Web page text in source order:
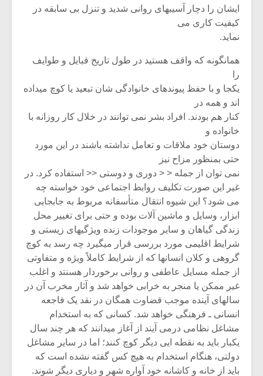
ایشان را دچار آسیبهای روانی شدید و تنزل بی سابقه در
کیفیت کاری می
نماید.
همانگونه که واقف هستید در طول تاریخ قبایل و طوایف
را
یکجا و با حفظ پیوندهای خانوادگی شان تبعید یا کوچ میداده
اند و همه در
کنار هم بودند. افراد بشر نمی توانند در خلال کار روزانه با
خانواده و
دوستان خود ملاقات و تعامل نداشته باشند در این مورد
حتی بمنظور مزاح نیز
نمی توان از جمله < < دوری و دوستی << استفاده کرد. در
غیر این صورت تکلیف روابط اجتماعی خود خواسته چه
می شود؟ این شیوه انتقال متأسفانه مربوط به جابجایی
ابزار، وسایل و ماشین آلات بوده و حتی برای تغییر محل
زندگی گیاهان و سایر موجودات زنده ویژگیهای زیستی و
شرایط اقلیمی مورد بررسی قرار میگیرد چه رسد به کوچ
گروهی و کلان انسانها که از شرایط کاملاً ویژه و متفاوتی
از جمله مسایل عاطفی و روانی برخوردار هسنتد و اغلب
غیر ممکن یا منجر به خرابی خواهد شد و آثار مخرب آن در
سالهای آینده موجب قضاوت همگان در نقد یک فاجعه
انسانی ـ فرهنگی خواهد شد. کسانی که به استخدام
مشاغل نظامی درمی آیند از آغاز میدانند که هر چند سال
یکبار باید به نقطه ایی دیگر کوچ کنند؛ اما در سایر مشاغل
دولتی، هنگام استخدام به هیچ کس گفته نشده است که
باید از خانه و کاشانه خود آواره شهر و دیاری دیگر شوند.
متن فیلم «متری
شیش و نیم»
اگر نمی توانی
مشهورترین باشی،
بدنام ترین باش
موسیقی
موسیقی
موسیقی